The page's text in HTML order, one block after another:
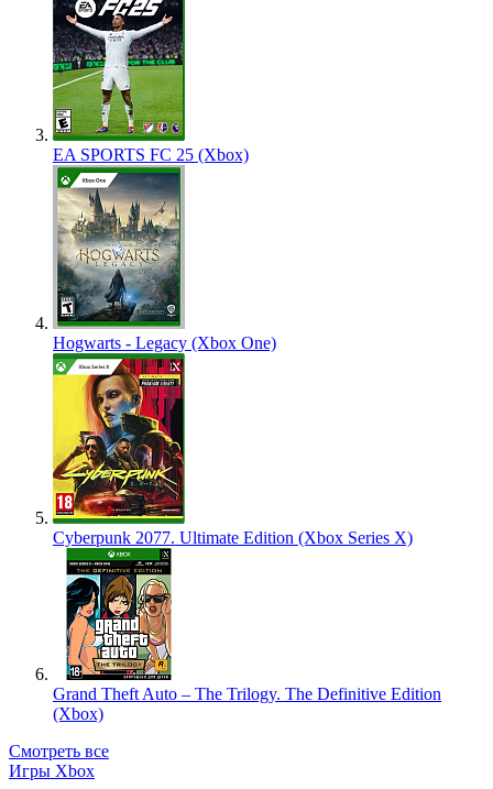
EA SPORTS FC 25 (Xbox)
Hogwarts - Legacy (Xbox One)
Cyberpunk 2077. Ultimate Edition (Xbox Series X)
Grand Theft Auto – The Trilogy. The Definitive Edition
(Xbox)
Смотреть все
Игры Xbox